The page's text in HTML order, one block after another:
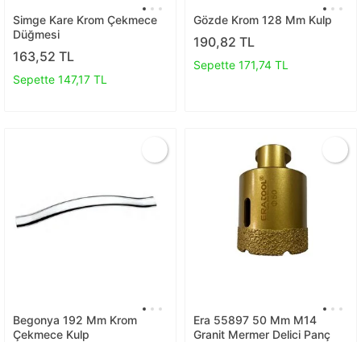
Simge Kare Krom Çekmece
Düğmesi
163,52 TL
Sepette 147,17 TL
Gözde Krom 128 Mm Kulp
190,82 TL
Sepette 171,74 TL
Begonya 192 Mm Krom
Çekmece Kulp
Era 55897 50 Mm M14
Granit Mermer Delici Panç